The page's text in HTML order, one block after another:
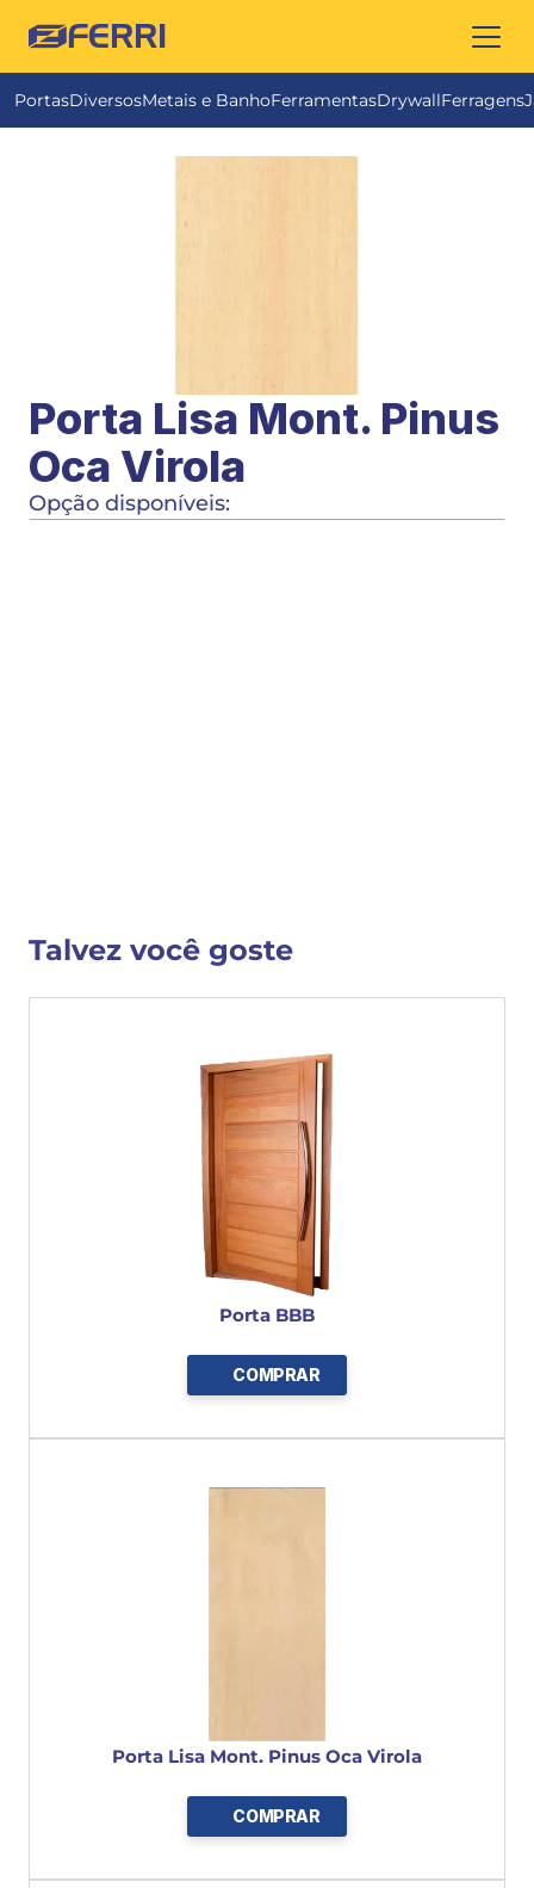
FERRI
PortasDiversosMetais e BanhoFerramentasDrywallFerragens
Porta Lisa Mont. Pinus
Oca Virola
Opção disponíveis:
VER MAIS INFORMAÇÕES
Talvez você goste
Porta BBB
COMPRAR
Porta Lisa Mont. Pinus Oca Virola
COMPRAR